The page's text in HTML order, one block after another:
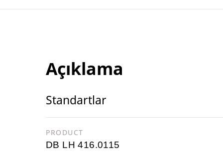
Açıklama
Standartlar
PRODUCT
DB LH 416.0115